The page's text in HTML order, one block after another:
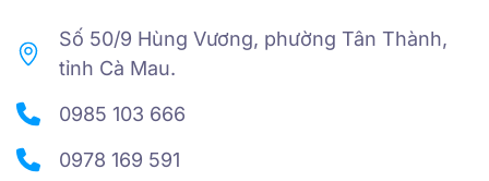
Số 50/9 Hùng Vương, phường Tân Thành,
tỉnh Cà Mau.
0985 103 666
0978 169 591